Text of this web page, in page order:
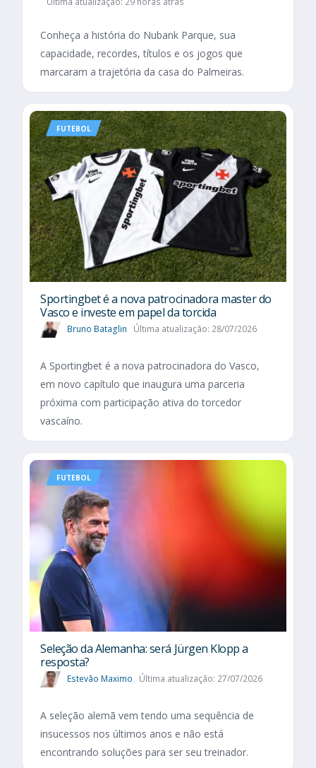
Conheça a história do Nubank Parque, sua
capacidade, recordes, títulos e os jogos que
marcaram a trajetória da casa do Palmeiras.
FUTEBOL
Sportingbet é a nova patrocinadora master do
Vasco e investe em papel da torcida
Bruno Bataglin Última atualização: 28/07/2026
A Sportingbet é a nova patrocinadora do Vasco,
em novo capítulo que inaugura uma parceria
próxima com participação ativa do torcedor
vascaíno.
FUTEBOL
Seleção da Alemanha: será Jürgen Klopp a
resposta?
Estevão Maximo Última atualização: 27/07/2026
A seleção alemã vem tendo uma sequência de
insucessos nos últimos anos e não está
encontrando soluções para ser seu treinador.